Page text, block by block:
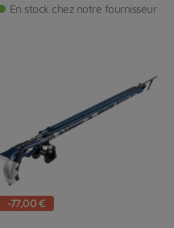
En stock chez notre fournisseur
-77,00 €